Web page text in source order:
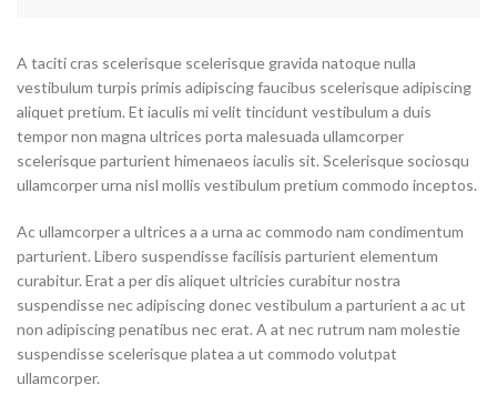
A taciti cras scelerisque scelerisque gravida natoque nulla
vestibulum turpis primis adipiscing faucibus scelerisque adipiscing
aliquet pretium. Et iaculis mi velit tincidunt vestibulum a duis
tempor non magna ultrices porta malesuada ullamcorper
scelerisque parturient himenaeos iaculis sit. Scelerisque sociosqu
ullamcorper urna nisl mollis vestibulum pretium commodo inceptos.
Ac ullamcorper a ultrices a a urna ac commodo nam condimentum
parturient. Libero suspendisse facilisis parturient elementum
curabitur. Erat a per dis aliquet ultricies curabitur nostra
suspendisse nec adipiscing donec vestibulum a parturient a ac ut
non adipiscing penatibus nec erat. A at nec rutrum nam molestie
suspendisse scelerisque platea a ut commodo volutpat
ullamcorper.